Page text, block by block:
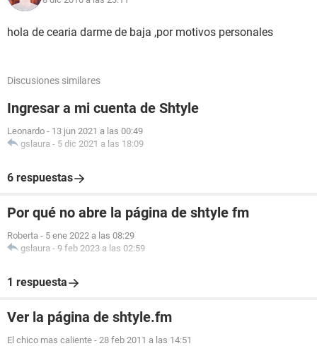
hola de cearia darme de baja ,por motivos personales
Discusiones similares
Ingresar a mi cuenta de Shtyle
Leonardo - 13 jun 2021 a las 00:49
gslaura - 5 dic 2021 a las 18:09
6 respuestas
Por qué no abre la página de shtyle fm
Roberta - 5 ene 2022 a las 08:29
gslaura - 9 feb 2023 a las 02:59
1 respuesta
Ver la página de shtyle.fm
El chico mas caliente - 28 feb 2011 a las 14:51